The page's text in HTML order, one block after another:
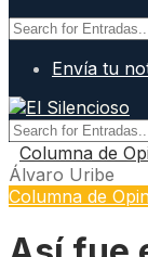
Envía tu
Columna de
Álvaro Uribe
Columna de